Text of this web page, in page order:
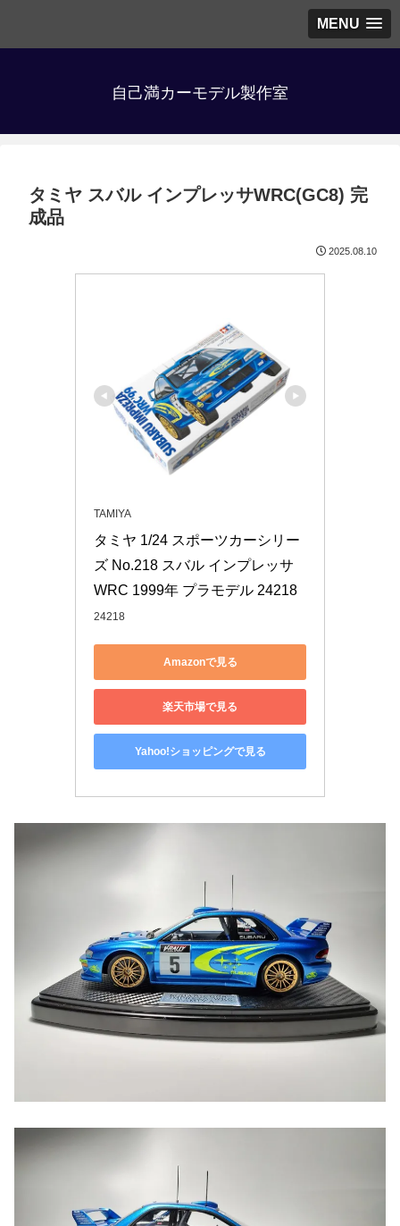
MENU
自己満カーモデル製作室
タミヤ スバル インプレッサWRC(GC8) 完
成品
2025.08.10
TAMIYA
タミヤ 1/24 スポーツカーシリー
ズ No.218 スバル インプレッサ
WRC 1999年 プラモデル 24218
24218
Amazonで見る
楽天市場で見る
Yahoo!ショッピングで見る